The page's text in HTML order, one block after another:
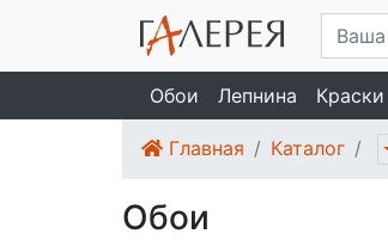
Обои Лепнина Краски
Главная Каталог
Обои